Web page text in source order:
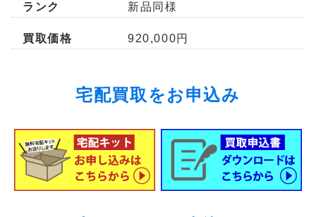
ランク 新品同様
買取価格 920,000円
宅配買取をお申込み